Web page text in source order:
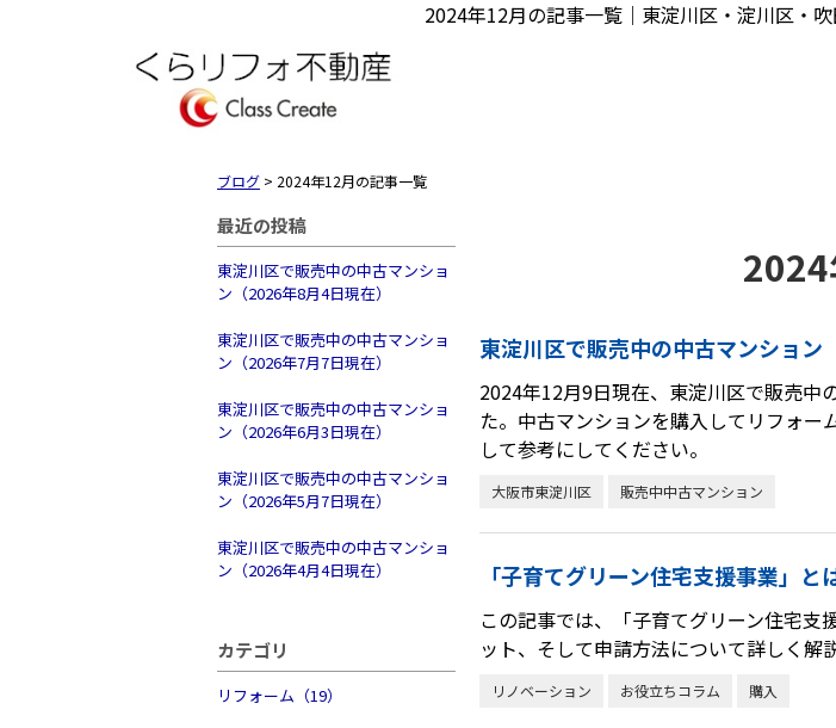
2024年12月の記事一覧｜東淀川区・淀川区・
ブログ > 2024年12月の記事一覧
最近の投稿
東淀川区で販売中の中古マンショ
ン（2026年8月4日現在）
東淀川区で販売中の中古マンショ
ン（2026年7月7日現在）
東淀川区で販売中の中古マンショ
ン（2026年6月3日現在）
東淀川区で販売中の中古マンショ
ン（2026年5月7日現在）
東淀川区で販売中の中古マンショ
ン（2026年4月4日現在）
カテゴリ
リフォーム（19）
東淀川区で販売中の中古マンション
2024年12月9日現在、東淀川区で販売中
た。中古マンションを購入してリフォー
して参考にしてください。
大阪市東淀川区 販売中中古マンション
「子育てグリーン住宅支援事業」
この記事では、「子育てグリーン住宅支
ット、そして申請方法について詳しく解
リノベーション お役立ちコラム 購入